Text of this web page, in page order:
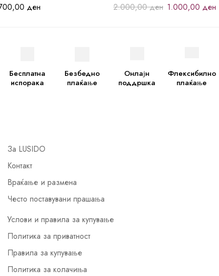
ден 2.000,00ден 1.000,00 ден
Бесплатна
испорака
Безбедно
плаќање
Онлајн
поддршка
Флексибилно
плаќање
За LUSIDO
Контакт
Враќање и размена
Често поставувани прашања
Услови и правила за купување
Политика за приватност
Правила за купување
Политика за колачиња